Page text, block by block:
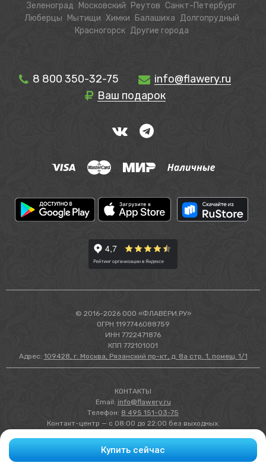
Купить сейчас
Зеленоград Московский Реутов Санкт-Петербург
Люберцы
Мытищи Химки Балашиха Долгопрудный
Красногорск Другие города
8 800 350-32-75
info@flawery.ru
Ваш подарок
© 2016-2026 ООО «ФЛАВЕРИ.РУ»
ОГРН 1197746088759
ИНН 7722471876
КПП 772101001
Адрес: 109428, г. Москва, Рязанский пр-кт, д. 8а стр. 1, помещ. 1/1
КОНТАКТЫ
Email: info@flawery.ru
Телефон: 8 495 151-03-75
Контакт-центр — с 08:00 до 22:00 без выходных.
происходит согласно режиму работы магазина.